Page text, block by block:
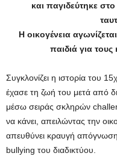
και παγιδεύτηκε
Η οικογένεια
παιδιά για τους
Συγκλονίζει η ιστορία του
έχασε τη ζωή του μετά από
μέσω σειράς σκληρών
να κάνει, απειλώντας την
απευθύνει κραυγή
bullying του διαδικτύου.